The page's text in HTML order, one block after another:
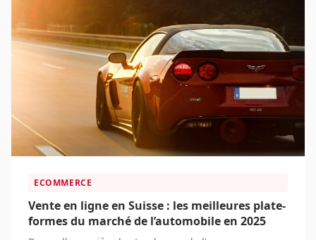
ECOMMERCE
Vente en ligne en Suisse : les meilleures plate-
formes du marché de l’automobile en 2025